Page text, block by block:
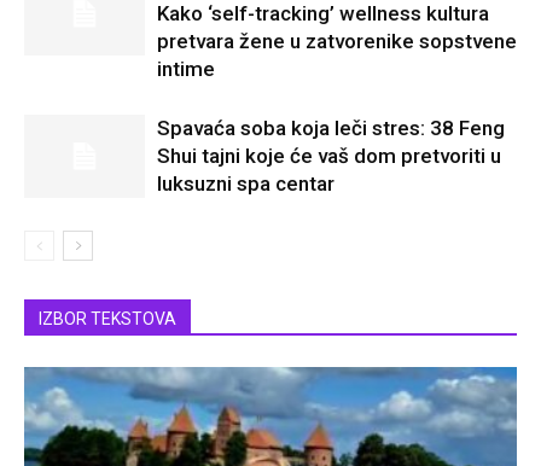
Kako ‘self-tracking’ wellness kultura
pretvara žene u zatvorenike sopstvene
intime
Spavaća soba koja leči stres: 38 Feng
Shui tajni koje će vaš dom pretvoriti u
luksuzni spa centar
IZBOR TEKSTOVA